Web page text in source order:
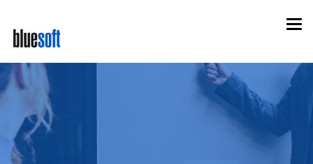
main
content